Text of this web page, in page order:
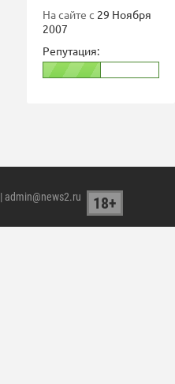
На сайте с 29 Ноября
2007
Репутация:
| admin@news2.ru 18+